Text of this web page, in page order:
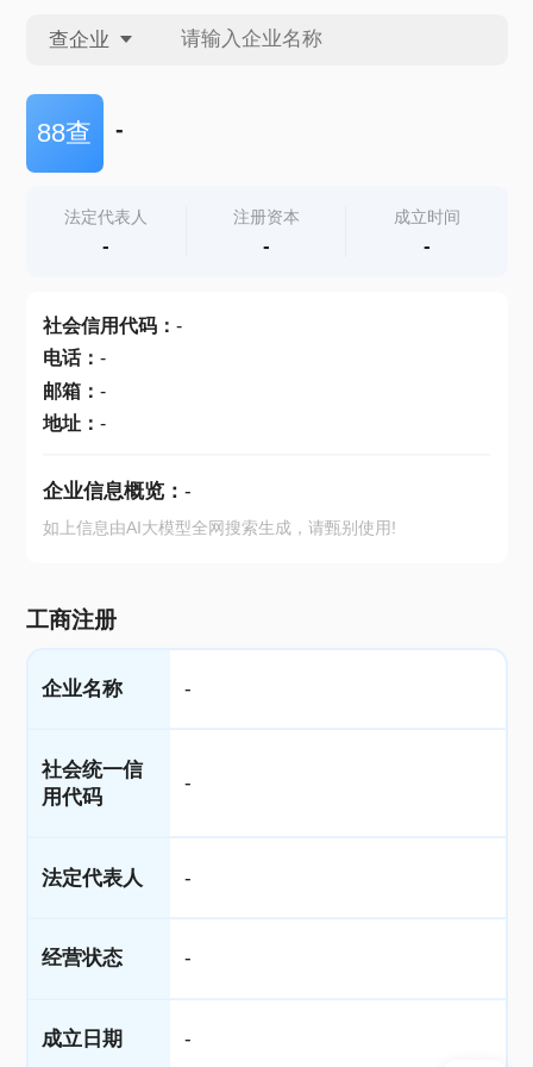
查企业
查企业
查产地
88查 -
法定代表人
-
注册资本
-
成立时间
-
社会信用代码： -
电话： -
邮箱： -
地址： -
企业信息概览： -
如上信息由AI大模型全网搜索生成，请甄别使用!
工商注册
企业名称 -
社会统一信
用代码
-
法定代表人 -
经营状态 -
成立日期 -